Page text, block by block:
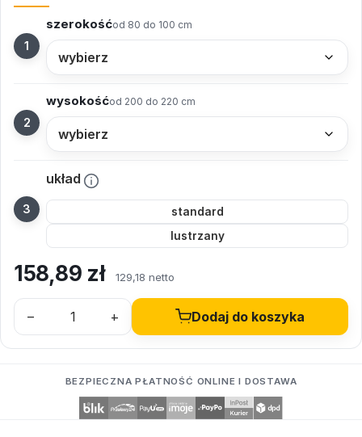
szerokośćod 80 do 100 cm
wysokośćod 200 do 220 cm
układ
standard
lustrzany
158,89 zł 129,18 netto
– + Dodaj do koszyka
BEZPIECZNA PŁATNOŚĆ ONLINE I DOSTAWA